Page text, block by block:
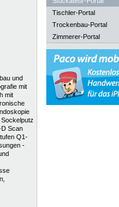
und
mit
mit
Scan
Q1-
-
Tischler-Portal
Trockenbau-Portal
Zimmerer-Portal